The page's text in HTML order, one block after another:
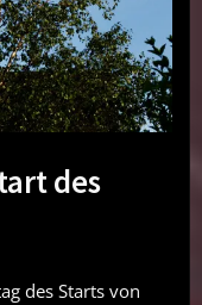
des
des Starts von